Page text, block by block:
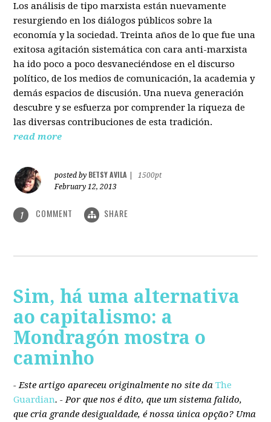
Los análisis de tipo marxista están nuevamente
resurgiendo en los diálogos públicos sobre la
economía y la sociedad. Treinta años de lo que fue una
exitosa agitación sistemática con cara anti-marxista
ha ido poco a poco desvaneciéndose en el discurso
político, de los medios de comunicación, la academia y
demás espacios de discusión. Una nueva generación
descubre y se esfuerza por comprender la riqueza de
las diversas contribuciones de esta tradición.
read more
posted by BETSY AVILA
1500pt
February 12, 2013
1 COMMENT SHARE
Sim, há uma alternativa
ao capitalismo: a
Mondragón mostra o
caminho
- Este artigo apareceu originalmente no site daThe
Guardian. - Por que nos é dito, que um sistema falido,
que cria grande desigualdade, é nossa única opção? Uma